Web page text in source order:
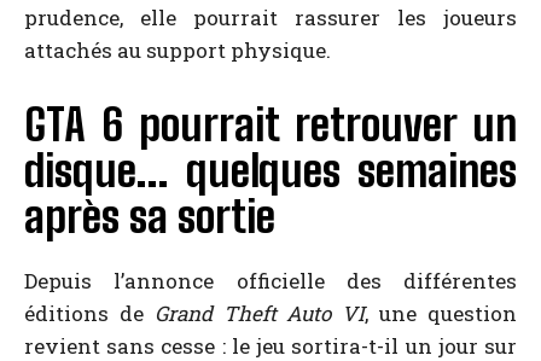
prudence, elle pourrait rassurer les joueurs
attachés au support physique.
GTA 6 pourrait retrouver un
disque… quelques semaines
après sa sortie
Depuis l’annonce officielle des différentes
éditions de Grand Theft Auto VI, une question
revient sans cesse : le jeu sortira-t-il un jour sur